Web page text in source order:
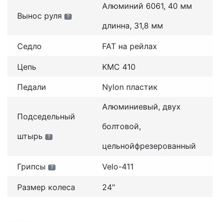
Вынос руля ?
Алюминий 6061, 40 мм
длинна, 31,8 мм
Седло FAT на рейлах
Цепь KMC 410
Педали Nylon пластик
Подседельный
штырь
?
Алюминиевый, двух
болтовой,
цельнойфрезерованный
Грипсы ? Velo-411
Размер колеса 24"